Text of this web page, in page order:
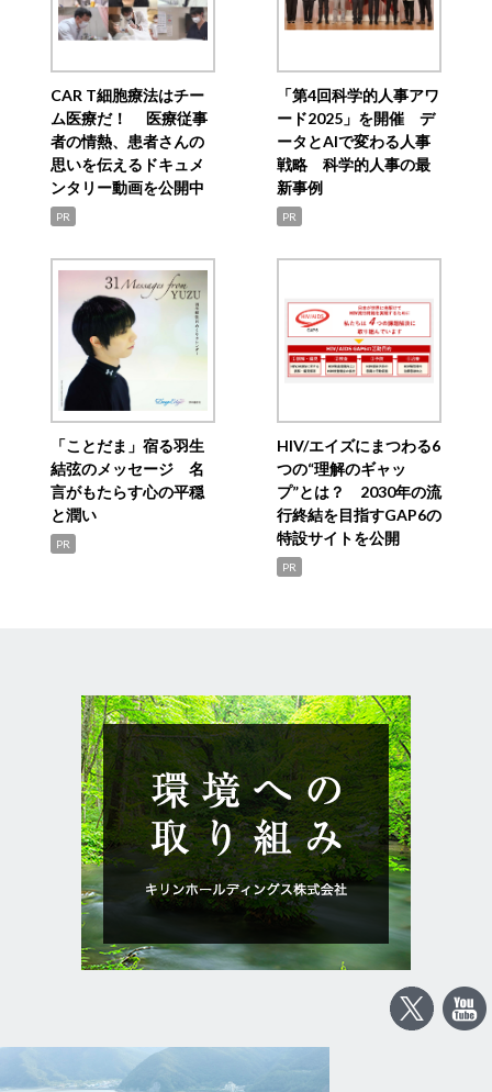
CAR T細胞療法はチー
ム医療だ！ 医療従事
者の情熱、患者さんの
思いを伝えるドキュメ
ンタリー動画を公開中
PR
「第4回科学的人事アワ
ード2025」を開催 デ
ータとAIで変わる人事
戦略 科学的人事の最
新事例
PR
「ことだま」宿る羽生
結弦のメッセージ 名
言がもたらす心の平穏
と潤い
PR
HIV/エイズにまつわる6
つの“理解のギャッ
プ”とは？ 2030年の流
行終結を目指すGAP6の
特設サイトを公開
PR